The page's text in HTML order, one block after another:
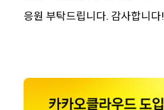
응원 부탁드립니다. 감사합니다!